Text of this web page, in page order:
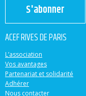
S'abonner
ACEF RIVES DE PARIS
L’association
Vos avantages
Partenariat et solidarité
Adhérer
Nous contacter